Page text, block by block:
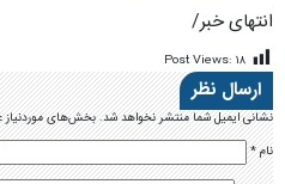
انتهای خبر/
Post Views: ۱۸
ارسال نظر
نشانی ایمیل شما منتشر نخواهد شد.بخش‌های موردنیاز
نام*